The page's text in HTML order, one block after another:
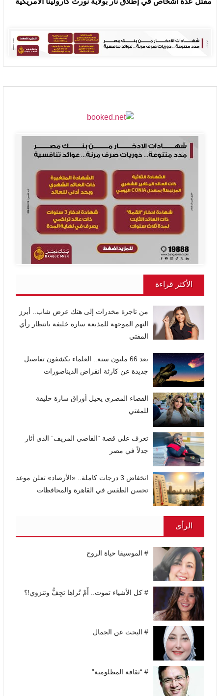
الأكثر قراءة
من تاجرة مخدرات إلى هتك عرض شاب.. أبرز
التهم الموجهة للمذيعة سارة خليفة بانتظار رأي
المفتي
بعد 66 مليون سنة.. العلماء يكشفون تفاصيل
جديدة عن كارثة انقراض الديناصورات
القضاء المصري يحيل أوراق سارة خليفة
للمفتي
تعرف على قصة “القاضي المزيف” الذي أثار
جدلاً في مصر
انخفاض 3 درجات كاملة.. «الأرصاد» تعلن موعد
تحسن الطقس في القاهرة والمحافظات
الرأى
# الموسيقا حياة الروح
# كل الأشياء تموت.. أَمْ تُراها تجِفُّ وتنزوي!؟
# البحث عن الجمال
# “ثقافة المظلومية”